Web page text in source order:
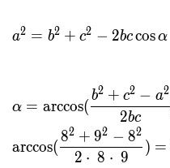
2 \cdot
6{,}614
a2 = b2 + c2 − 2bccosα
α = arccos(
2bc
b2 + c2 − a2
arccos(
2 ⋅ 8 ⋅ 9
82 + 92 − 82
) =